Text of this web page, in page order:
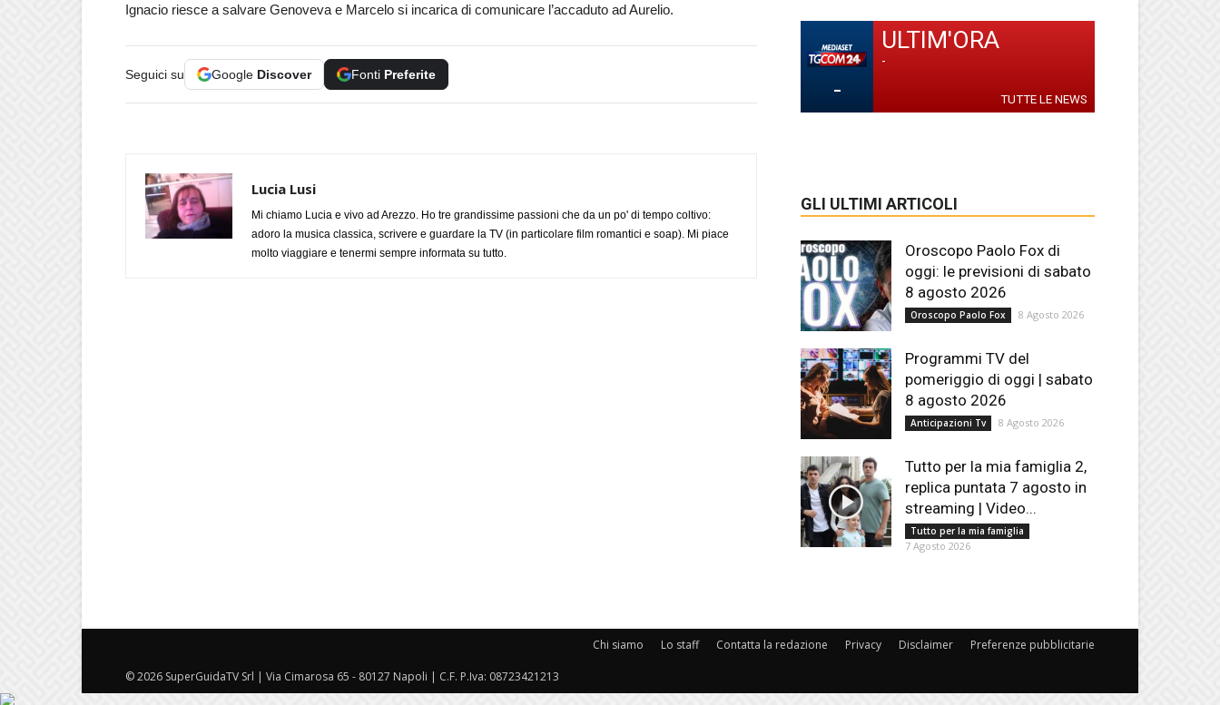
Ignacio riesce a salvare Genoveva e Marcelo si incarica di comunicare l’accaduto ad Aurelio.
Seguici su Google Discover Fonti Preferite
Lucia Lusi
Mi chiamo Lucia e vivo ad Arezzo. Ho tre grandissime passioni che da un po' di tempo coltivo:
adoro la musica classica, scrivere e guardare la TV (in particolare film romantici e soap). Mi piace
molto viaggiare e tenermi sempre informata su tutto.
-
ULTIM'ORA
-
TUTTE LE NEWS
GLI ULTIMI ARTICOLI
Oroscopo Paolo Fox di
oggi: le previsioni di sabato
8 agosto 2026
Oroscopo Paolo Fox 8 Agosto 2026
Programmi TV del
pomeriggio di oggi | sabato
8 agosto 2026
Anticipazioni Tv 8 Agosto 2026
Tutto per la mia famiglia 2,
replica puntata 7 agosto in
streaming | Video...
Tutto per la mia famiglia
7 Agosto 2026
Chi siamo Lo staff Contatta la redazione Privacy Disclaimer Preferenze pubblicitarie
© 2026 SuperGuidaTV Srl | Via Cimarosa 65 - 80127 Napoli | C.F. P.Iva: 08723421213